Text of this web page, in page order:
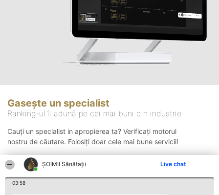
ŞOIMII Sănătații Live chat
03:58
Gasește un specialist
Ranking-ul îi adună pe cei mai buni din industrie
Cauți un specialist in apropierea ta? Verificați motorul
nostru de căutare. Folosiți doar cele mai bune servicii!